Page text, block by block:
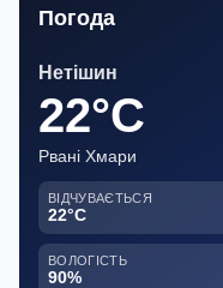
Погода
Нетішин
22°C
Рвані Хмари
ВІДЧУВАЄТЬСЯ
22°C
ВОЛОГІСТЬ
90%